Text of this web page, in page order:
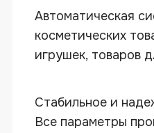
Автоматическая
косметических
игрушек, товаров
Стабильное и
Все параметры